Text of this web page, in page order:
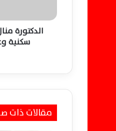
م
و
ت
ع
ن
سكنية
مقالات ذات